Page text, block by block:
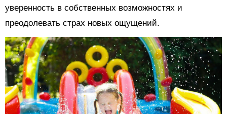
уверенность в собственных возможностях и
преодолевать страх новых ощущений.